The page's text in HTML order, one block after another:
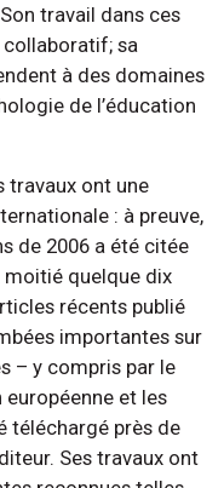
travail dans ces
sa
à des domaines
de l’éducation
travaux ont une
: à preuve,
de 2006 a été citée
moitié quelque dix
récents publié
importantes sur
– y compris par le
européenne et les
téléchargé près de
Ses travaux ont